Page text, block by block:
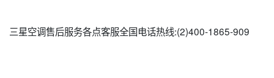
三星空调售后服务各点客服全国电话热线:(2)400-1865-909